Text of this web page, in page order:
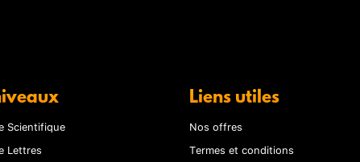
Scientifique
Lettres
Liens utiles
Nos offres
Termes et conditions